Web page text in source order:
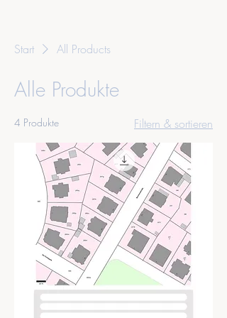
Start All Products
Alle Produkte
4 Produkte Filtern & sortieren